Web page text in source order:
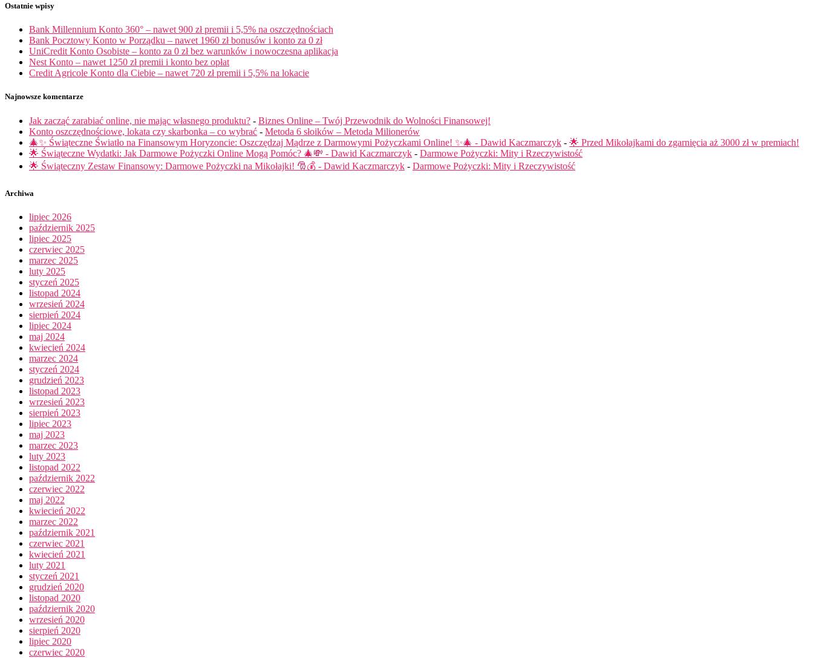
Ostatnie wpisy
Bank Millennium Konto 360° – nawet 900 zł premii i 5,5% na oszczędnościach
Bank Pocztowy Konto w Porządku – nawet 1960 zł bonusów i konto za 0 zł
UniCredit Konto Osobiste – konto za 0 zł bez warunków i nowoczesna aplikacja
Nest Konto – nawet 1250 zł premii i konto bez opłat
Credit Agricole Konto dla Ciebie – nawet 720 zł premii i 5,5% na lokacie
Najnowsze komentarze
Jak zacząć zarabiać online, nie mając własnego produktu? - Biznes Online – Twój Przewodnik do Wolności Finansowej!
Konto oszczędnościowe, lokata czy skarbonka – co wybrać - Metoda 6 słoików – Metoda Milionerów
🎄✨ Świąteczne Światło na Finansowym Horyzoncie: Oszczędzaj Mądrze z Darmowymi Pożyczkami Online! ✨🎄 - Dawid Kaczmarczyk - 🌟 Przed Mikołajkami do zgarnięcia aż 3000 zł w premiach!
🌟 Świąteczne Wydatki: Jak Darmowe Pożyczki Online Mogą Pomóc? 🎄💸 - Dawid Kaczmarczyk - Darmowe Pożyczki: Mity i Rzeczywistość
🌟 Świąteczny Zestaw Finansowy: Darmowe Pożyczki na Mikołajki! 🎅💰 - Dawid Kaczmarczyk - Darmowe Pożyczki: Mity i Rzeczywistość
Archiwa
lipiec 2026
październik 2025
lipiec 2025
czerwiec 2025
marzec 2025
luty 2025
styczeń 2025
listopad 2024
wrzesień 2024
sierpień 2024
lipiec 2024
maj 2024
kwiecień 2024
marzec 2024
styczeń 2024
grudzień 2023
listopad 2023
wrzesień 2023
sierpień 2023
lipiec 2023
maj 2023
marzec 2023
luty 2023
listopad 2022
październik 2022
czerwiec 2022
maj 2022
kwiecień 2022
marzec 2022
październik 2021
czerwiec 2021
kwiecień 2021
luty 2021
styczeń 2021
grudzień 2020
listopad 2020
październik 2020
wrzesień 2020
sierpień 2020
lipiec 2020
czerwiec 2020